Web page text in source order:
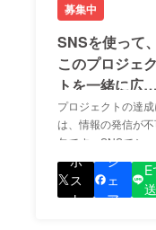
募集中
SNSを使って、
このプロジェク
トを一緒に広め
ましょう！
プロジェクトの達成
は、情報の発信が
欠です。SNSでシェ
をして、あなたが
しているプロジェク
の良さを知っても
ポ
ス
ト
シ
ェ
ア
E
送